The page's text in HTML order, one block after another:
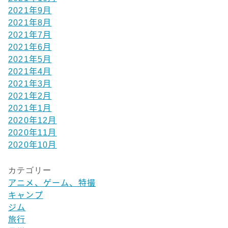
2021年9月
2021年8月
2021年7月
2021年6月
2021年5月
2021年4月
2021年3月
2021年2月
2021年1月
2020年12月
2020年11月
2020年10月
カテゴリー
アニメ、ゲーム、特撮
キャンプ
ジム
旅行